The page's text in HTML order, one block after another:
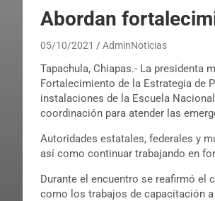
Abordan
05/10/2021 AdminNoticias
Tapachula, Chiapas.- La presidenta
Fortalecimiento de la Estrategia de
instalaciones de la Escuela
coordinación para atender las
Autoridades estatales, federales y
así como continuar trabajando en
Durante el encuentro se reafirmó el
como los trabajos de capacitación